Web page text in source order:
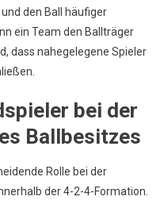
den Ball häufiger
ein Team den Ballträger
dass nahegelegene Spieler
bei der
Ballbesitzes
Rolle bei der
der 4-2-4-Formation.